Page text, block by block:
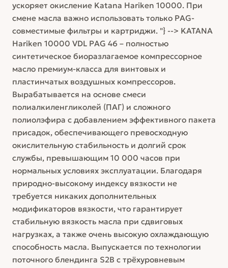
ускоряет окисление Katana Hariken 10000. При
смене масла важно использовать только PAG-
совместимые фильтры и картриджи. "} --> KATANA
Hariken 10000 VDL PAG 46 – полностью
синтетическое биоразлагаемое компрессорное
масло премиум-класса для винтовых и
пластинчатых воздушных компрессоров.
Вырабатывается на основе смеси
полиалкиленгликолей (ПАГ) и сложного
полиолэфира с добавлением эффективного пакета
присадок, обеспечивающего превосходную
окислительную стабильность и долгий срок
службы, превышающим 10 000 часов при
нормальных условиях эксплуатации. Благодаря
природно-высокому индексу вязкости не
требуется никаких дополнительных
модификаторов вязкости, что гарантирует
стабильную вязкость масла при сдвиговых
нагрузках, а также очень высокую охлаждающую
способность масла. Выпускается по технологии
поточного блендинга S2B с трёхуровневым